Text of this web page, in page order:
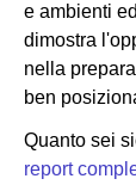
e ambienti
dimostra
nella
ben
Quanto sei
report